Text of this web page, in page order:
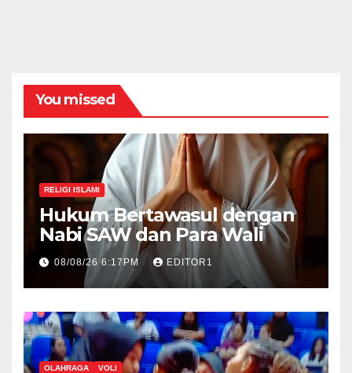
You missed
RELIGI ISLAMI
Hukum Bertawasul dengan
Nabi SAW dan Para Wali
08/08/26 6:17PM EDITOR1
OLAHRAGA VOLI